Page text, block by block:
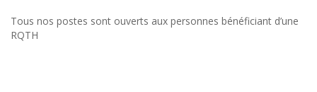
Tous nos postes sont ouverts aux personnes bénéficiant d’une
RQTH